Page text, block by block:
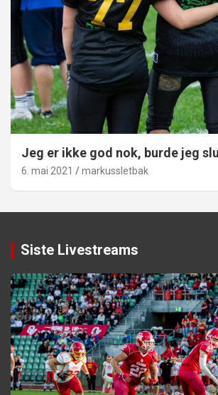
Jeg er ikke god nok, burde jeg
6. mai 2021 markussletbak
Siste Livestreams